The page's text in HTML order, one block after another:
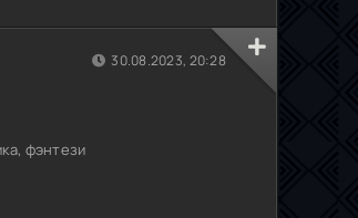
фэнтези
30.08.2023, 20:28